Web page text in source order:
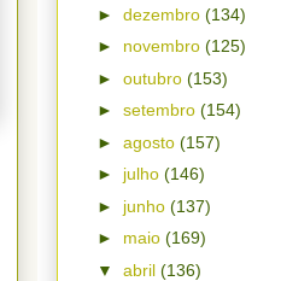
► dezembro (134)
► novembro (125)
► outubro (153)
► setembro (154)
► agosto (157)
► julho (146)
► junho (137)
► maio (169)
▼ abril (136)